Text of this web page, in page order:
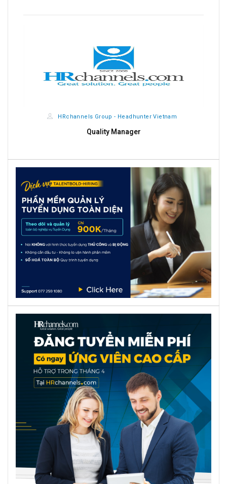
HRchannels Group - Headhunter Vietnam
Quality Manager